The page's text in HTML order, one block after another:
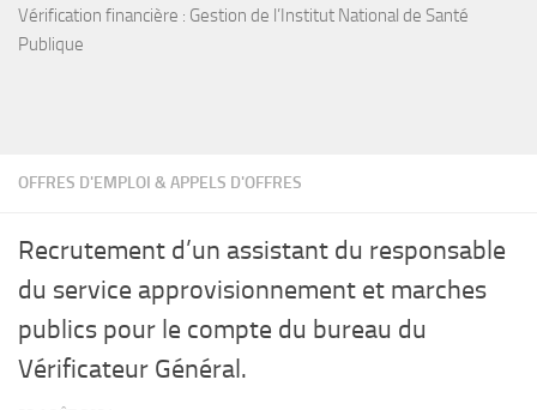
OFFRES D'EMPLOI & APPELS D'OFFRES
Recrutement d’un assistant du responsable
du service approvisionnement et marches
publics pour le compte du bureau du
Vérificateur Général.
Vérification financière : Gestion de l’Institut National de Santé
Publique